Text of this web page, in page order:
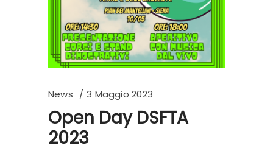
News 3 Maggio 2023
Open Day DSFTA
2023